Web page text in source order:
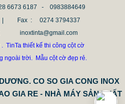
6673 6187 -
0983884649
| Fax :
0274 3794337
TinTa thiết kế thi công cột cờ
ngoài trời. Mẫu cột cờ đẹp rẻ.
CO SO GIA CONG INOX
GIA RE - NHÀ MÁY SẢN XUẤT